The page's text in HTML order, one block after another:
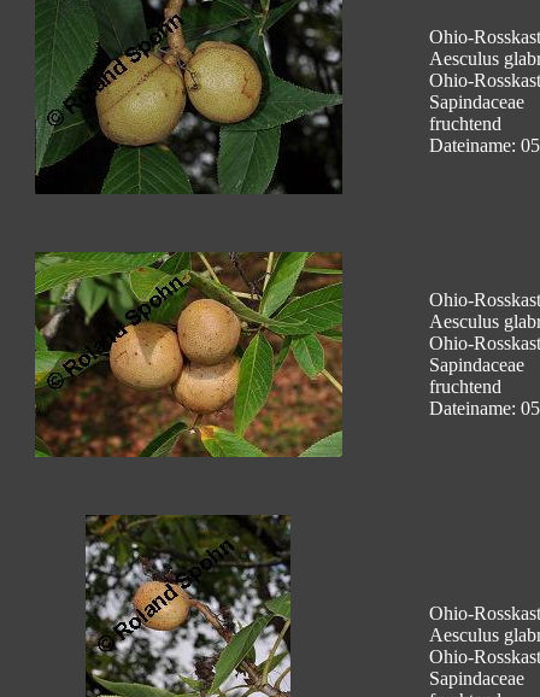
Ohio-
Aesculus
Ohio-
Sapindaceae
fruchtend
Dateiname:
Ohio-
Aesculus
Ohio-
Sapindaceae
fruchtend
Dateiname:
Ohio-
Aesculus
Ohio-
Sapindaceae